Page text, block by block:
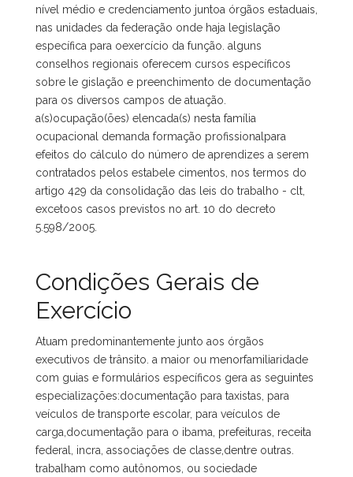
nível médio e credenciamento juntoa órgãos estaduais,
nas unidades da federação onde haja legislação
específica para oexercício da função. alguns
conselhos regionais oferecem cursos específicos
sobre le gislação e preenchimento de documentação
para os diversos campos de atuação.
a(s)ocupação(ões) elencada(s) nesta família
ocupacional demanda formação profissionalpara
efeitos do cálculo do número de aprendizes a serem
contratados pelos estabele cimentos, nos termos do
artigo 429 da consolidação das leis do trabalho - clt,
excetoos casos previstos no art. 10 do decreto
5.598/2005.
Condições Gerais de
Exercício
Atuam predominantemente junto aos órgãos
executivos de trânsito. a maior ou menorfamiliaridade
com guias e formulários específicos gera as seguintes
especializações:documentação para taxistas, para
veículos de transporte escolar, para veículos de
carga,documentação para o ibama, prefeituras, receita
federal, incra, associações de classe,dentre outras.
trabalham como autônomos, ou sociedade